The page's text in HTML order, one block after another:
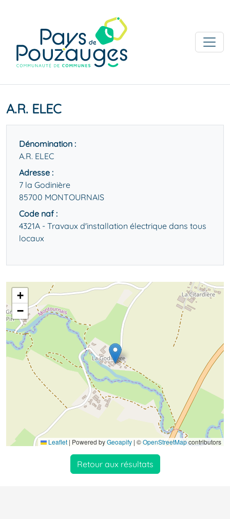
A.R. ELEC
Dénomination :
A.R. ELEC
Adresse :
7 la Godinière
85700 MONTOURNAIS
Code naf :
4321A - Travaux d'installation électrique dans tous
locaux
+
−
Leaflet | Powered byGeoapify | ©OpenStreetMapcontributors
Retour aux résultats